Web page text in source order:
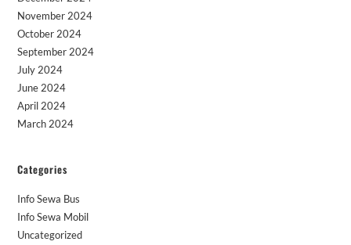
November 2024
October 2024
September 2024
July 2024
June 2024
April 2024
March 2024
Categories
Info Sewa Bus
Info Sewa Mobil
Uncategorized